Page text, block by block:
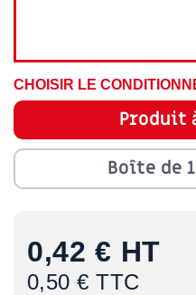
CHOISIR LE
Produit
Boîte de
0,42 € HT
0,50 € TTC